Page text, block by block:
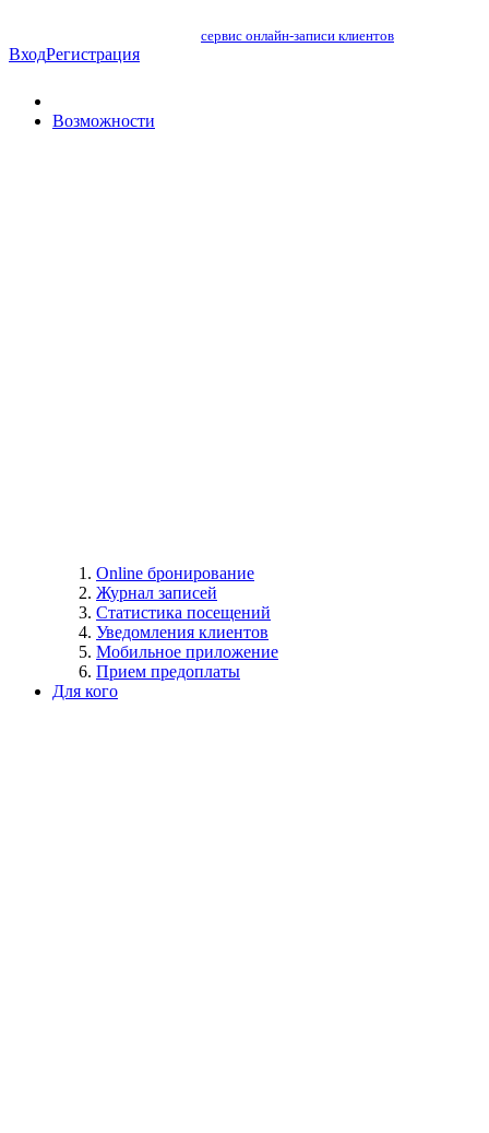
сервис онлайн-записи клиентов
ВходРегистрация
Возможности
Online бронирование
Журнал записей
Статистика посещений
Уведомления клиентов
Мобильное приложение
Прием предоплаты
Для кого